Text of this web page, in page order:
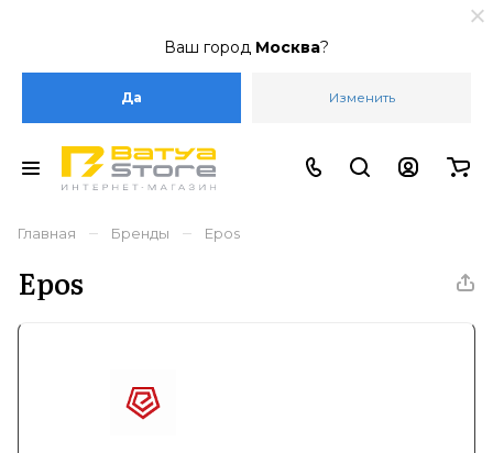
Ваш город Москва?
Да Изменить
Главная – Бренды – Epos
Epos